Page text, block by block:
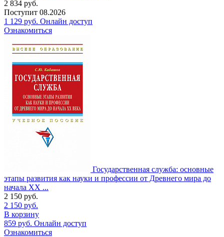
2 834 руб.
Поступит 08.2026
1 129 руб. Онлайн доступ
Ознакомиться
Государственная служба: основные
этапы развития как науки и профессии от Древнего мира до
начала XX ...
2 150 руб.
2 150 руб.
В корзину
859 руб. Онлайн доступ
Ознакомиться